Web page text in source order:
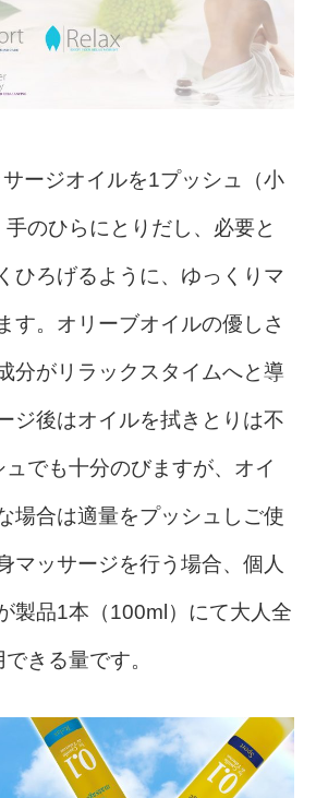
ージオイルを1プッシュ（小
のひらにとりだし、 必要と
ひろげるように、ゆっくりマ
す。オリーブオイルの優しさ
分がリラックスタイムへと導
ジ後はオイルを拭きとりは不
ュでも十分のびますが、オイ
場合は適量をプッシュしご使
マッサージを行う場合、個人
製品1本（100ml）にて大人全
きる量です。